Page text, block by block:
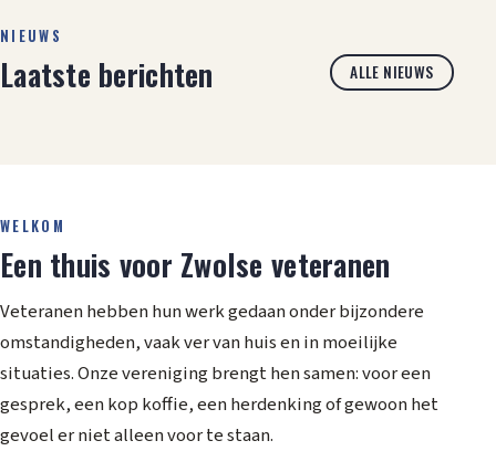
NIEUWS
Laatste berichten ALLE NIEUWS
WELKOM
Een thuis voor Zwolse veteranen
Veteranen hebben hun werk gedaan onder bijzondere
omstandigheden, vaak ver van huis en in moeilijke
situaties. Onze vereniging brengt hen samen: voor een
gesprek, een kop koffie, een herdenking of gewoon het
gevoel er niet alleen voor te staan.